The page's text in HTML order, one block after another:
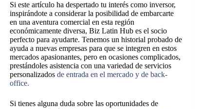
Si este artículo ha despertado tu interés como inversor,
inspirándote a considerar la posibilidad de embarcarte
en una aventura comercial en esta región
económicamente diversa, Biz Latin Hub es el socio
perfecto para ayudarte. Tenemos un historial probado de
ayuda a nuevas empresas para que se integren en estos
mercados apasionantes, pero en ocasiones complicados,
prestándoles asistencia con una variedad de servicios
personalizados de entrada en el mercado y de back-
office.
Si tienes alguna duda sobre las oportunidades de